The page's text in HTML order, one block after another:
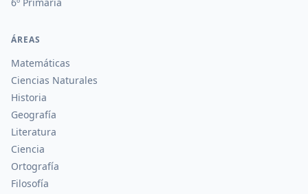
ÁREAS
Matemáticas
Ciencias Naturales
Historia
Geografía
Literatura
Ciencia
Ortografía
Filosofía